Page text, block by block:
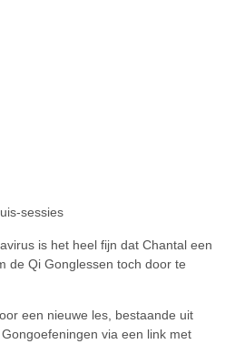
sessies
is het heel fijn dat Chantal een
de Qi Gonglessen toch door te
een nieuwe les, bestaande uit
via een link met